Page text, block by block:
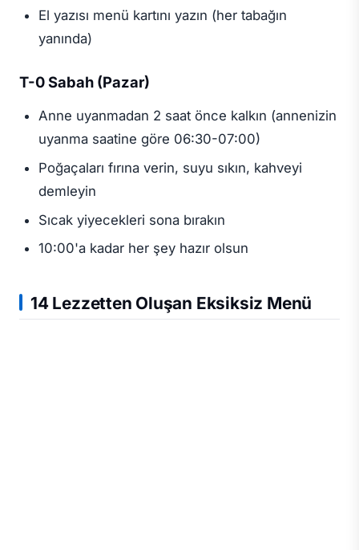
El yazısı menü kartını yazın (her tabağın
yanında)
T-0 Sabah (Pazar)
Anne uyanmadan 2 saat önce kalkın (annenizin
uyanma saatine göre 06:30-07:00)
Poğaçaları fırına verin, suyu sıkın, kahveyi
demleyin
Sıcak yiyecekleri sona bırakın
10:00'a kadar her şey hazır olsun
14 Lezzetten Oluşan Eksiksiz Menü